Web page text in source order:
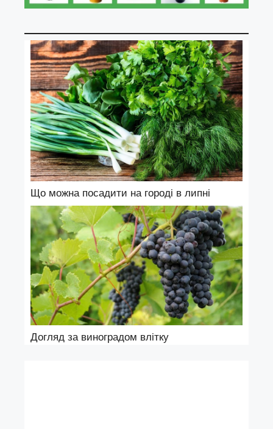
Що можна посадити на городі в липні
Догляд за виноградом влітку